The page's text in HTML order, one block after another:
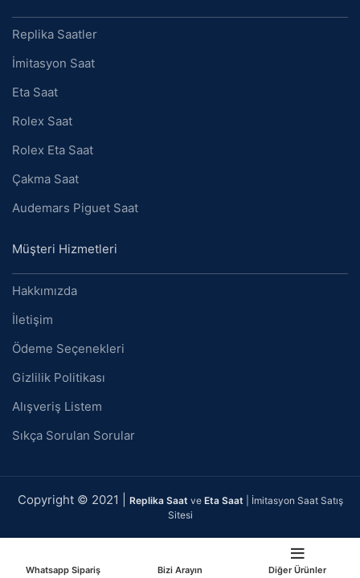
Replika Saatler
İmitasyon Saat
Eta Saat
Rolex Saat
Rolex Eta Saat
Çakma Saat
Audemars Piguet Saat
Müşteri Hizmetleri
Hakkımızda
İletişim
Ödeme Seçenekleri
Gizlilik Politikası
Alışveriş Listem
Sıkça Sorulan Sorular
Copyright © 2021 | Replika Saat ve Eta Saat | İmitasyon Saat Satış
Sitesi
Whatsapp Sipariş Bizi Arayın Diğer Ürünler